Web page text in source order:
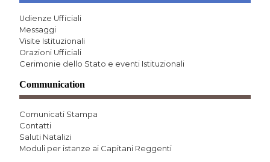
Udienze Ufficiali
Messaggi
Visite Istituzionali
Orazioni Ufficiali
Cerimonie dello Stato e eventi Istituzionali
Communication
Comunicati Stampa
Contatti
Saluti Natalizi
Moduli per istanze ai Capitani Reggenti